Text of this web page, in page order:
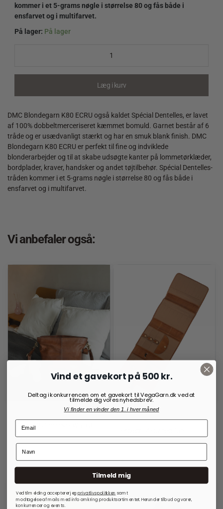
kommer i et 5-grams nøgle i størrelse 80 og fås både i
ensfarvet og i multifarvet.
På lager: På lager
Læg i kurv
DMC Blondegarn K80 ECRU også kaldet Spécial Dentelles, er lavet
af 100% dobbeltmerceriseret kæmmet bomuld. Garnet består af 6
tråde og er usædvanligt stærkt og har en smuk blank finish. DMC
Blondegarn K80 ECRU er perfekt til fine og indviklede
blonderarbejder og til at skabe udsøgte kanter på lommetørklæder,
bordplader, kraver, handsker og andet tøjtilbehør. Spécial Dentelles-
tråden kommer i et 5-grams nøgle i størrelse 80 og fås både i
ensfarvet og i multifarvet.
Vi anbefaler også:
Project 2 Crossover Walnut
999,00kr.
På lager
TIL RUNDPINDE
699,00kr.
På lager
Vind et gavekort på 500 kr.
Deltag i konkurrencen om et gavekort til VegaGarn.dk ved at
tilmelde dig vores nyhedsbrev.
Vi finder en vinder den 1. i hver måned
Tilmeld mig
Ved tilmelding accepterer jegprivatlivspolitkken samt
modtagelse af mails med info omkring produktsortimentet. Herunder tilbud og varer,
konkurrencer og events.